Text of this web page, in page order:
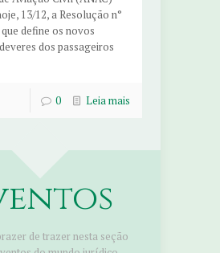
13/12, a Resolução n°
define os novos
dos passageiros
0 Leia mais
de trazer nesta seção